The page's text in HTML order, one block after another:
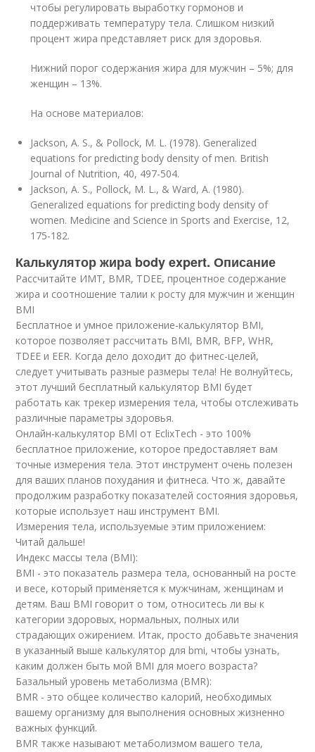
чтобы регулировать выработку гормонов и
поддерживать температуру тела. Слишком низкий
процент жира представляет риск для здоровья.
Нижний порог содержания жира для мужчин – 5%; для
женщин – 13%.
На основе материалов:
Jackson, A. S., & Pollock, M. L. (1978). Generalized
equations for predicting body density of men. British
Journal of Nutrition, 40, 497-504.
Jackson, A. S., Pollock, M. L., & Ward, A. (1980).
Generalized equations for predicting body density of
women. Medicine and Science in Sports and Exercise, 12,
175-182.
Калькулятор жира body expert. Описание
Рассчитайте ИМТ, BMR, TDEE, процентное содержание
жира и соотношение талии к росту для мужчин и женщин
BMI
Бесплатное и умное приложение-калькулятор BMI,
которое позволяет рассчитать BMI, BMR, BFP, WHR,
TDEE и EER. Когда дело доходит до фитнес-целей,
следует учитывать разные размеры тела! Не волнуйтесь,
этот лучший бесплатный калькулятор BMI будет
работать как трекер измерения тела, чтобы отслеживать
различные параметры здоровья.
Онлайн-калькулятор BMI от EclixTech - это 100%
бесплатное приложение, которое предоставляет вам
точные измерения тела. Этот инструмент очень полезен
для ваших планов похудания и фитнеса. Что ж, давайте
продолжим разработку показателей состояния здоровья,
которые использует наш инструмент BMI.
Измерения тела, используемые этим приложением:
Читай дальше!
Индекс массы тела (BMI):
BMI - это показатель размера тела, основанный на росте
и весе, который применяется к мужчинам, женщинам и
детям. Ваш BMI говорит о том, относитесь ли вы к
категории здоровых, нормальных, полных или
страдающих ожирением. Итак, просто добавьте значения
в указанный выше калькулятор для bmi, чтобы узнать,
каким должен быть мой BMI для моего возраста?
Базальный уровень метаболизма (BMR):
BMR - это общее количество калорий, необходимых
вашему организму для выполнения основных жизненно
важных функций.
BMR также называют метаболизмом вашего тела,